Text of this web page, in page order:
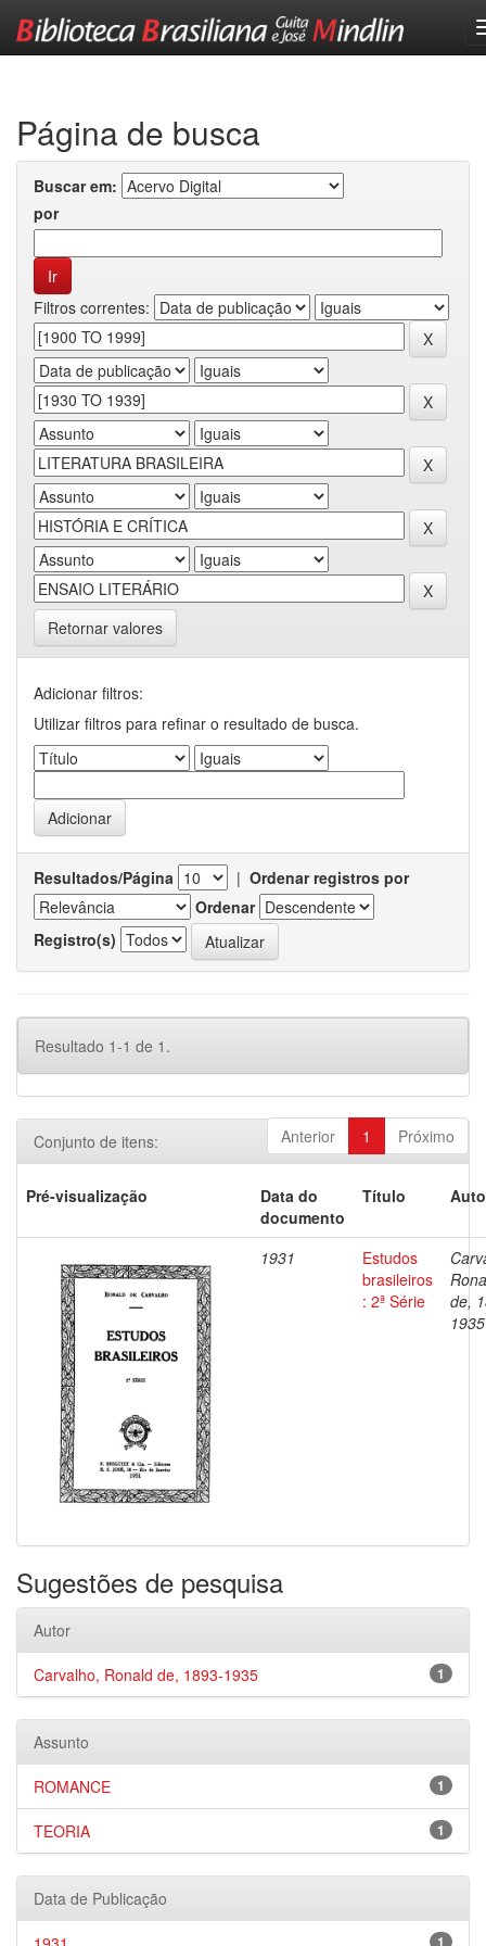
Página de busca
Buscar em:
por
Filtros correntes:
Retornar valores
Adicionar filtros:
Utilizar filtros para refinar o resultado de busca.
Resultados/Página | Ordenar registros por
Ordenar
Registro(s)
Resultado 1-1 de 1.
Anterior 1 Próximo
Conjunto de itens:
Pré-visualização
Data do
documento
Título
1931
Estudos
brasileiros
: 2ª Série
de,
1935
Sugestões de pesquisa
Autor
1
Carvalho, Ronald de, 1893-1935
Assunto
1
ROMANCE
1
TEORIA
Data de Publicação
1